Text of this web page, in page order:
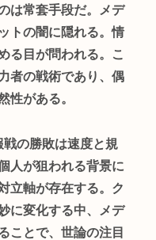
は常套手段だ。メデ
トの闇に隠れる。情
る目が問われる。こ
者の戦術であり、偶
性がある。
の勝敗は速度と規
人が狙われる背景に
立軸が存在する。ク
に変化する中、メデ
ことで、世論の注目